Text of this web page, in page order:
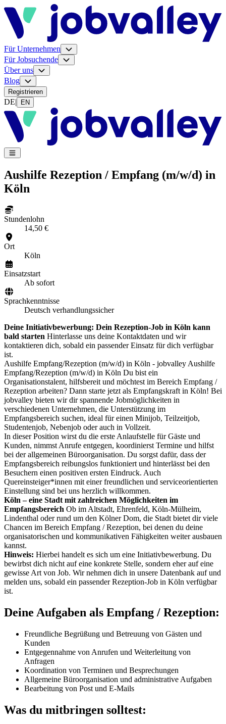
Für Unternehmen
Für Jobsuchende
Über uns
Blog
Registrieren
DE| EN
Aushilfe Rezeption / Empfang (m/w/d) in
Köln
Stundenlohn
14,50 €
Ort
Köln
Einsatzstart
Ab sofort
Sprachkenntnisse
Deutsch verhandlungssicher
Deine Initiativbewerbung: Dein Rezeption-Job in Köln kann
bald starten Hinterlasse uns deine Kontaktdaten und wir
kontaktieren dich, sobald ein passender Einsatz für dich verfügbar
ist.
Aushilfe Empfang/Rezeption (m/w/d) in Köln - jobvalley Aushilfe
Empfang/Rezeption (m/w/d) in Köln Du bist ein
Organisationstalent, hilfsbereit und möchtest im Bereich Empfang /
Rezeption arbeiten? Dann starte jetzt als Empfangskraft in Köln! Bei
jobvalley bieten wir dir spannende Jobmöglichkeiten in
verschiedenen Unternehmen, die Unterstützung im
Empfangsbereich suchen, ideal für einen Minijob, Teilzeitjob,
Studentenjob, Nebenjob oder auch in Vollzeit.
In dieser Position wirst du die erste Anlaufstelle für Gäste und
Kunden, nimmst Anrufe entgegen, koordinierst Termine und hilfst
bei der allgemeinen Büroorganisation. Du sorgst dafür, dass der
Empfangsbereich reibungslos funktioniert und hinterlässt bei den
Besuchern einen positiven ersten Eindruck. Auch
Quereinsteiger*innen mit einer freundlichen und serviceorientierten
Einstellung sind bei uns herzlich willkommen.
Köln – eine Stadt mit zahlreichen Möglichkeiten im
Empfangsbereich Ob im Altstadt, Ehrenfeld, Köln-Mülheim,
Lindenthal oder rund um den Kölner Dom, die Stadt bietet dir viele
Chancen im Bereich Empfang / Rezeption, bei denen du deine
organisatorischen und kommunikativen Fähigkeiten weiter ausbauen
kannst.
Hinweis: Hierbei handelt es sich um eine Initiativbewerbung. Du
bewirbst dich nicht auf eine konkrete Stelle, sondern eher auf eine
gewisse Art von Job. Wir nehmen dich in unsere Datenbank auf und
melden uns, sobald ein passender Rezeption-Job in Köln verfügbar
ist.
Deine Aufgaben als Empfang / Rezeption:
Freundliche Begrüßung und Betreuung von Gästen und
Kunden
Entgegennahme von Anrufen und Weiterleitung von
Anfragen
Koordination von Terminen und Besprechungen
Allgemeine Büroorganisation und administrative Aufgaben
Bearbeitung von Post und E-Mails
Was du mitbringen solltest: